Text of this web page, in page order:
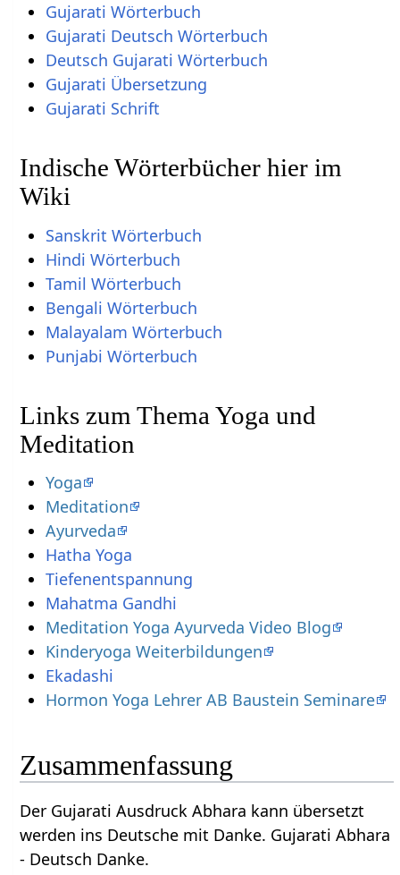
Gujarati Wörterbuch
Gujarati Deutsch Wörterbuch
Deutsch Gujarati Wörterbuch
Gujarati Übersetzung
Gujarati Schrift
Indische Wörterbücher hier im
Wiki
Sanskrit Wörterbuch
Hindi Wörterbuch
Tamil Wörterbuch
Bengali Wörterbuch
Malayalam Wörterbuch
Punjabi Wörterbuch
Links zum Thema Yoga und
Meditation
Yoga
Meditation
Ayurveda
Hatha Yoga
Tiefenentspannung
Mahatma Gandhi
Meditation Yoga Ayurveda Video Blog
Kinderyoga Weiterbildungen
Ekadashi
Hormon Yoga Lehrer AB Baustein Seminare
Zusammenfassung
Der Gujarati Ausdruck Abhara kann übersetzt
werden ins Deutsche mit Danke. Gujarati Abhara
- Deutsch Danke.